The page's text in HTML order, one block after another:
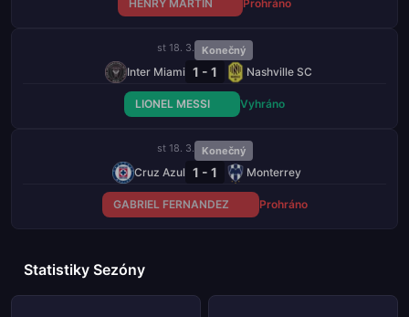
HENRY MARTIN Prohráno
st 18. 3. Konečný
Inter Miami 1 - 1 Nashville SC
LIONEL MESSI Vyhráno
st 18. 3. Konečný
Cruz Azul 1 - 1 Monterrey
GABRIEL FERNANDEZ Prohráno
Statistiky Sezóny